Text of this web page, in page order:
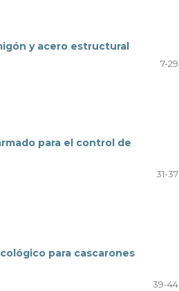
y acero estructural
7-29
para el control de
31-37
para cascarones
39-44